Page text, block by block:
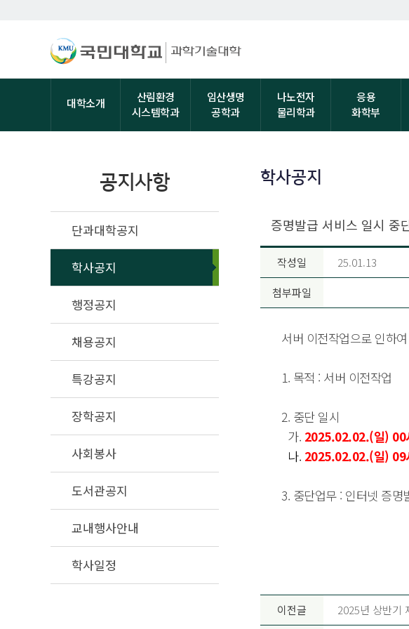
대학소개
산림환경
시스템학과
임산생명
공학과
나노전자
물리학과
응용
화학부
공지사항
단과대학공지
학사공지
행정공지
채용공지
특강공지
장학공지
사회봉사
도서관공지
교내행사안내
학사일정
학사공지
증명발급 서비스 일시 중
작성일 25.01.13
첨부파일
서버 이전작업으로 인하
1. 목적 : 서버 이전작업
2. 중단 일시
가. 2025.02.02.(일) 00
나. 2025.02.02.(일) 09
3. 중단업무 : 인터넷 증명
이전글 2025년 상반기